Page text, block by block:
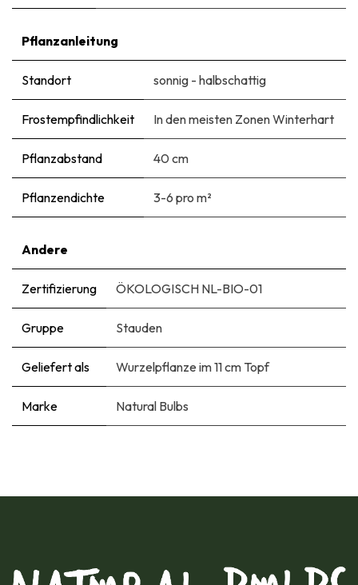
Pflanzanleitung
Standort sonnig - halbschattig
Frostempfindlichkeit In den meisten Zonen Winterhart
Pflanzabstand 40 cm
Pflanzendichte 3-6 pro m²
Andere
Zertifizierung ÖKOLOGISCH NL-BIO-01
Gruppe Stauden
Geliefert als Wurzelpflanze im 11 cm Topf
Marke Natural Bulbs